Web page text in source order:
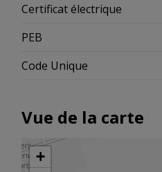
Certificat électrique
PEB
Code Unique
Vue de la carte